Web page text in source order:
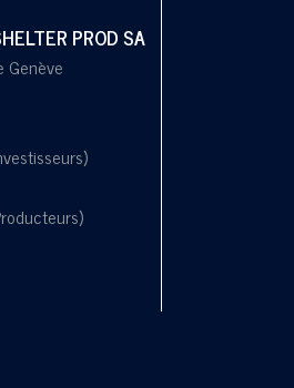
PROD SA
Genève